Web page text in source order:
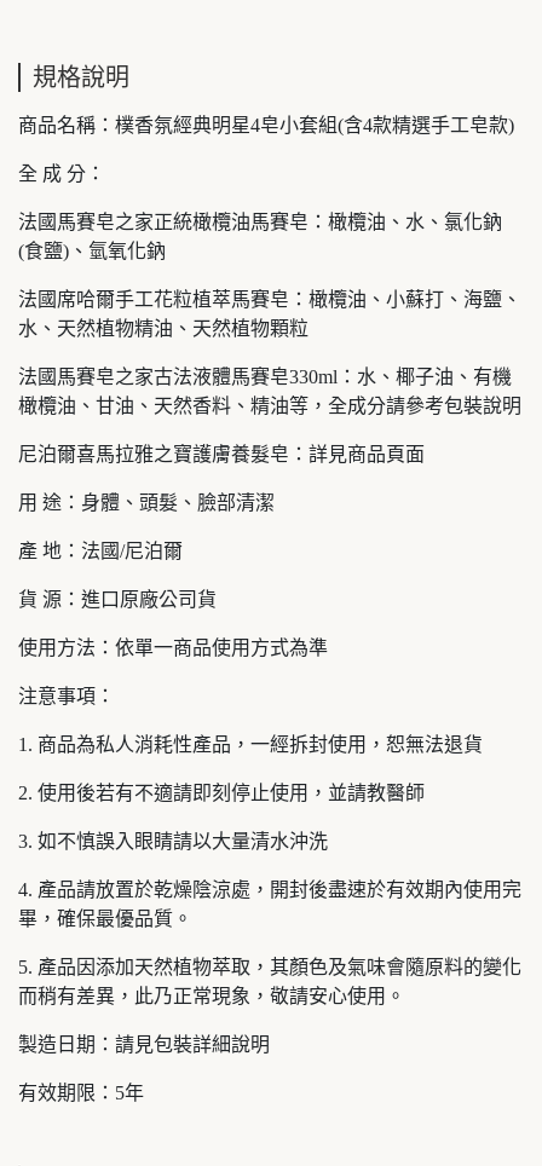
規格說明
商品名稱：樸香氛經典明星4皂小套組(含4款精選手工皂款)
全 成 分：
法國馬賽皂之家正統橄欖油馬賽皂：橄欖油、水、氯化鈉
(食鹽)、氫氧化鈉
法國席哈爾手工花粒植萃馬賽皂：橄欖油、小蘇打、海鹽、
水、天然植物精油、天然植物顆粒
法國馬賽皂之家古法液體馬賽皂330ml：水、椰子油、有機
橄欖油、甘油、天然香料、精油等，全成分請參考包裝說明
尼泊爾喜馬拉雅之寶護膚養髮皂：詳見商品頁面
用 途：身體、頭髮、臉部清潔
產 地：法國/尼泊爾
貨 源：進口原廠公司貨
使用方法：依單一商品使用方式為準
注意事項：
1. 商品為私人消耗性產品，一經拆封使用，恕無法退貨
2. 使用後若有不適請即刻停止使用，並請教醫師
3. 如不慎誤入眼睛請以大量清水沖洗
4. 產品請放置於乾燥陰涼處，開封後盡速於有效期內使用完
畢，確保最優品質。
5. 產品因添加天然植物萃取，其顏色及氣味會隨原料的變化
而稍有差異，此乃正常現象，敬請安心使用。
製造日期：請見包裝詳細說明
有效期限：5年